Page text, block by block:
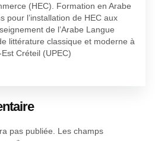
(HEC). Formation en Arabe
pour l’installation de HEC aux
de l’Arabe Langue
littérature classique et moderne à
Créteil (UPEC)
pas publiée.
Les champs